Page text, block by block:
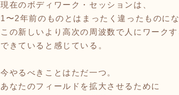
現在のボディワーク・セッションは、
1〜2年前のものとはまったく違ったものにな
この新しいより高次の周波数で人にワーク
できていると感じている。
今やるべきことはただ一つ。
あなたのフィールドを拡大させるために